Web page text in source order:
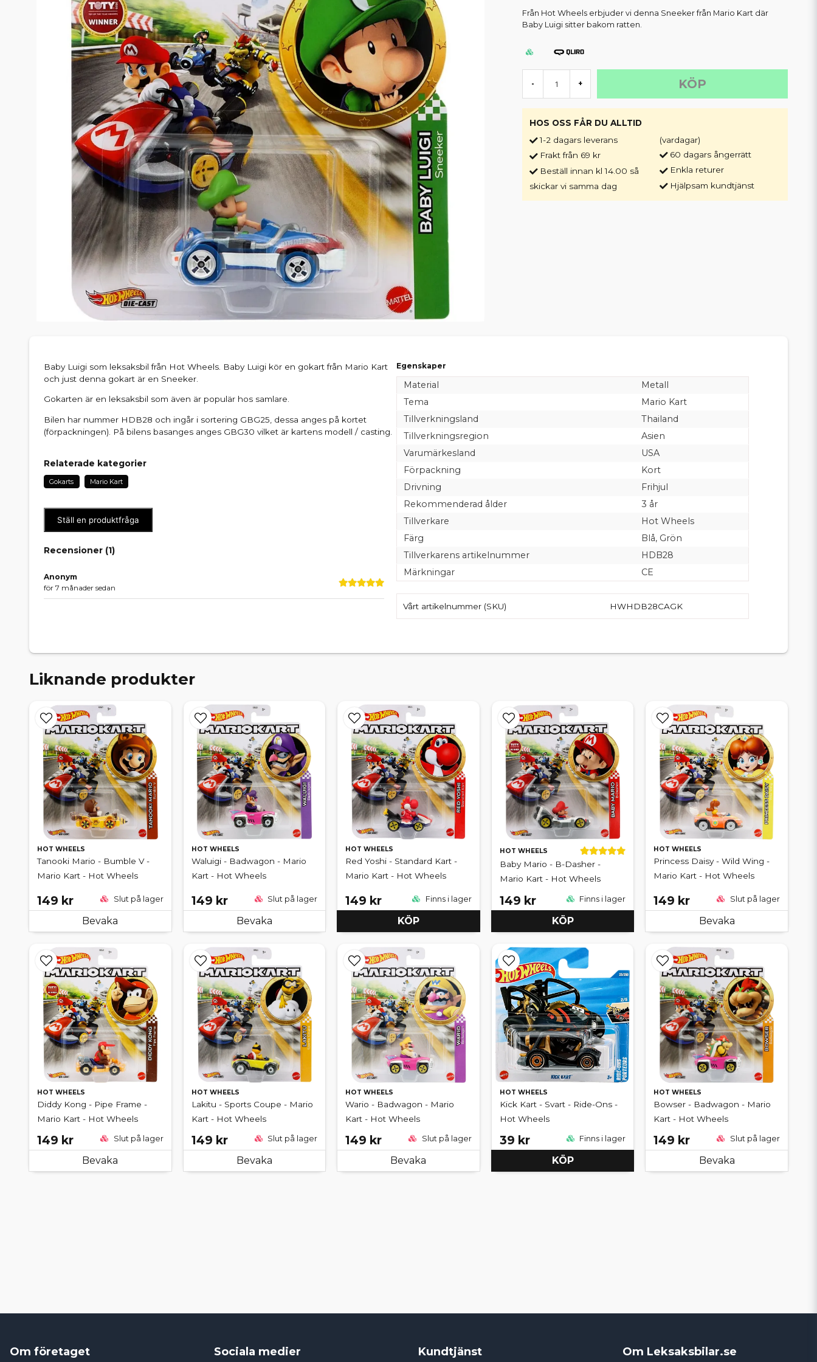
Från Hot Wheels erbjuder vi denna Sneeker från Mario Kart där
Baby Luigi sitter bakom ratten.
- + KÖP
HOS OSS FÅR DU ALLTID
1-2 dagars leverans
Frakt från 69 kr
Beställ innan kl 14.00 så
skickar vi samma dag
(vardagar)
60 dagars ångerrätt
Enkla returer
Hjälpsam kundtjänst
Baby Luigi som leksaksbil från Hot Wheels. Baby Luigi kör en gokart från Mario Kart
och just denna gokart är en Sneeker.
Gokarten är en leksaksbil som även är populär hos samlare.
Bilen har nummer HDB28 och ingår i sortering GBG25, dessa anges på kortet
(förpackningen). På bilens basanges anges GBG30 vilket är kartens modell / casting.
Relaterade kategorier
Gokarts Mario Kart
Ställ en produktfråga
Recensioner (1)
Anonym
för 7 månader sedan
Egenskaper
Material
Metall
Tema
Mario Kart
Tillverkningsland
Thailand
Tillverkningsregion
Asien
Varumärkesland
USA
Förpackning
Kort
Drivning
Frihjul
Rekommenderad ålder
3 år
Tillverkare
Hot Wheels
Färg
Blå, Grön
Tillverkarens artikelnummer
HDB28
Märkningar
CE
Vårt artikelnummer (SKU) HWHDB28CAGK
Liknande produkter
HOT WHEELS
Tanooki Mario - Bumble V -
Mario Kart - Hot Wheels
149 kr Slut på lager
Bevaka
HOT WHEELS
Waluigi - Badwagon - Mario
Kart - Hot Wheels
149 kr Slut på lager
Bevaka
HOT WHEELS
Red Yoshi - Standard Kart -
Mario Kart - Hot Wheels
149 kr Finns i lager
KÖP
HOT WHEELS
Baby Mario - B-Dasher -
Mario Kart - Hot Wheels
149 kr Finns i lager
KÖP
HOT WHEELS
Princess Daisy - Wild Wing -
Mario Kart - Hot Wheels
149 kr Slut på lager
Bevaka
HOT WHEELS
Diddy Kong - Pipe Frame -
Mario Kart - Hot Wheels
149 kr Slut på lager
Bevaka
HOT WHEELS
Lakitu - Sports Coupe - Mario
Kart - Hot Wheels
149 kr Slut på lager
Bevaka
HOT WHEELS
Wario - Badwagon - Mario
Kart - Hot Wheels
149 kr Slut på lager
Bevaka
HOT WHEELS
Kick Kart - Svart - Ride-Ons -
Hot Wheels
39 kr Finns i lager
KÖP
HOT WHEELS
Bowser - Badwagon - Mario
Kart - Hot Wheels
149 kr Slut på lager
Bevaka
Om företaget Sociala medier Kundtjänst Om Leksaksbilar.se